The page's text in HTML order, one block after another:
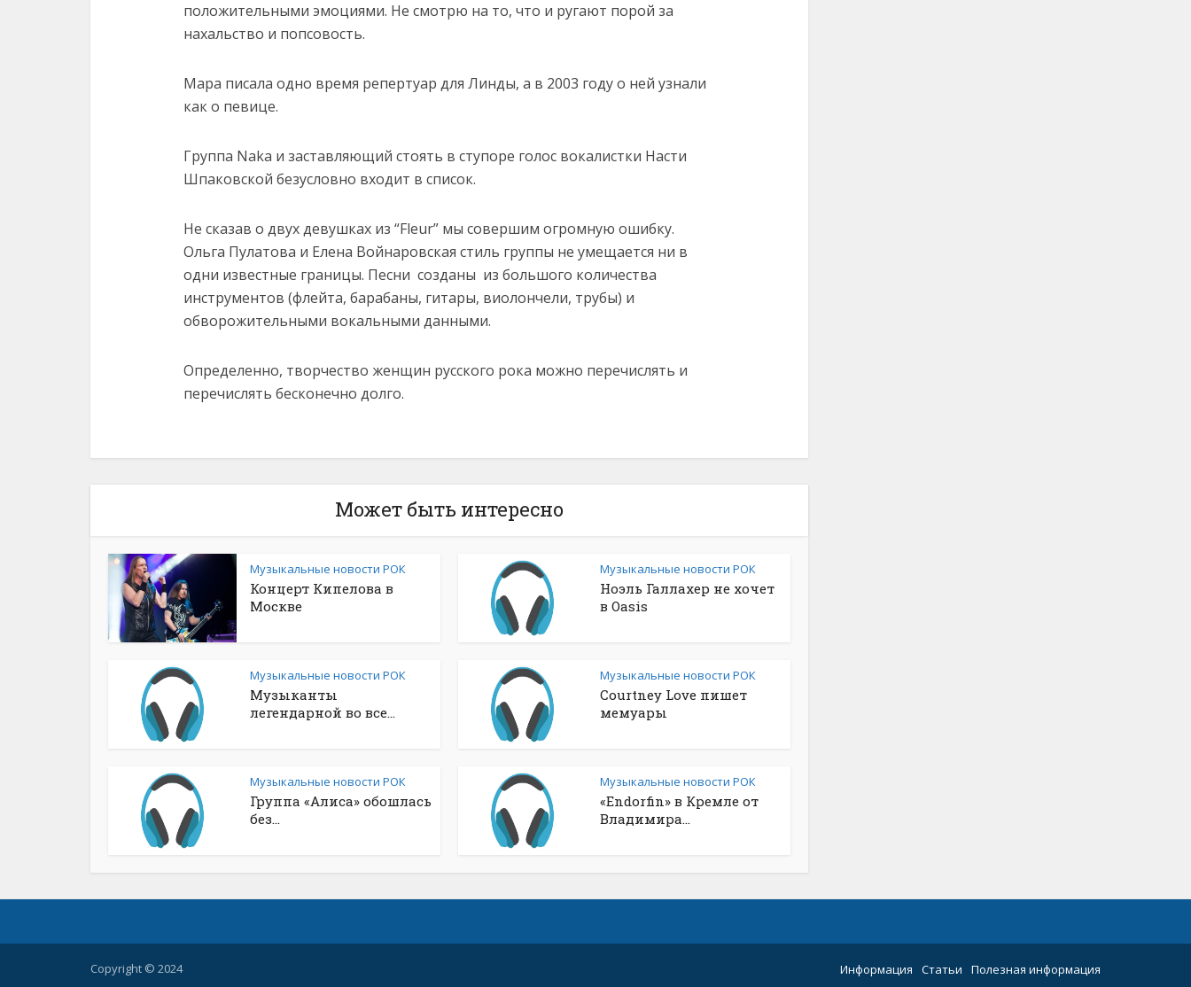
положительными эмоциями. Не смотрю на то, что и ругают порой за
нахальство и попсовость.
Мара писала одно время репертуар для Линды, а в 2003 году о ней узнали
как о певице.
Группа Naka и заставляющий стоять в ступоре голос вокалистки Насти
Шпаковской безусловно входит в список.
Не сказав о двух девушках из “Fleur” мы совершим огромную ошибку.
Ольга Пулатова и Елена Войнаровская стиль группы не умещается ни в
одни известные границы. Песни созданы из большого количества
инструментов (флейта, барабаны, гитары, виолончели, трубы) и
обворожительными вокальными данными.
Определенно, творчество женщин русского рока можно перечислять и
перечислять бесконечно долго.
Может быть интересно
Музыкальные новости РОК
Концерт Кипелова в
Москве
Музыкальные новости РОК
Ноэль Галлахер не хочет
в Oasis
Музыкальные новости РОК
Музыканты
легендарной во все...
Музыкальные новости РОК
Courtney Love пишет
мемуары
Музыкальные новости РОК
Группа «Алиса» обошлась
без...
Музыкальные новости РОК
«Endorfin» в Кремле от
Владимира...
Copyright © 2024 Информация Статьи Полезная информация